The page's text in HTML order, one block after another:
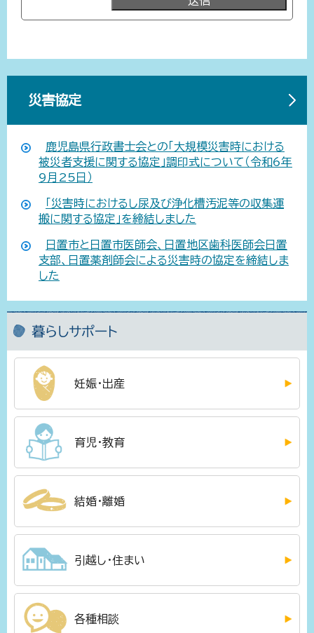
災害協定
鹿児島県行政書士会との「大規模災害時における
被災者支援に関する協定」調印式について（令和6年
9月25日）
「災害時におけるし尿及び浄化槽汚泥等の収集運
搬に関する協定」を締結しました
日置市と日置市医師会、日置地区歯科医師会日置
支部、日置薬剤師会による災害時の協定を締結しま
した
暮らしサポート
妊娠・出産
育児・教育
結婚・離婚
引越し・住まい
各種相談